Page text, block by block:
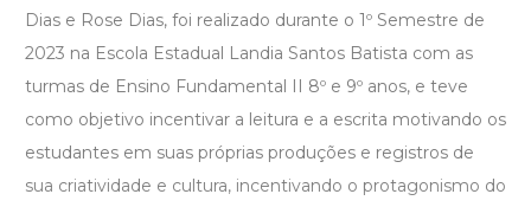
Dias e Rose Dias, foi realizado durante o 1º Semestre de
2023 na Escola Estadual Landia Santos Batista com as
turmas de Ensino Fundamental II 8º e 9º anos, e teve
como objetivo incentivar a leitura e a escrita motivando os
estudantes em suas próprias produções e registros de
sua criatividade e cultura, incentivando o protagonismo do